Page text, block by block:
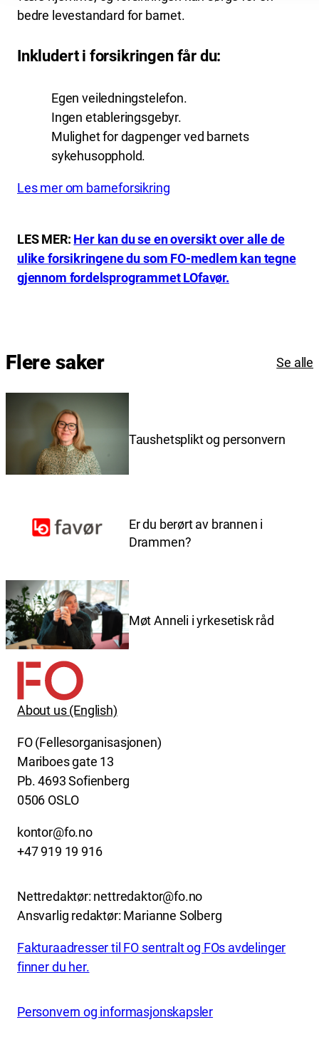
bedre levestandard for barnet.
Inkludert i forsikringen får du:
Egen veiledningstelefon.
Ingen etableringsgebyr.
Mulighet for dagpenger ved barnets
sykehusopphold.
Les mer om barneforsikring
LES MER: Her kan du se en oversikt over alle de
ulike forsikringene du som FO-medlem kan tegne
gjennom fordelsprogrammet LOfavør.
Flere saker Se alle
Taushetsplikt og personvern
Er du berørt av brannen i
Drammen?
Møt Anneli i yrkesetisk råd
About us (English)
FO (Fellesorganisasjonen)
Mariboes gate 13
Pb. 4693 Sofienberg
0506 OSLO
kontor@fo.no
+47 919 19 916
Nettredaktør: nettredaktor@fo.no
Ansvarlig redaktør: Marianne Solberg
Fakturaadresser til FO sentralt og FOs avdelinger
finner du her.
Personvern og informasjonskapsler